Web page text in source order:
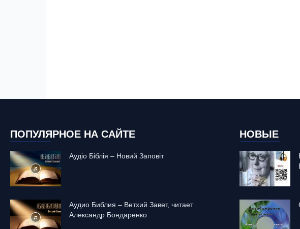
ПОПУЛЯРНОЕ НА САЙТЕ
Аудіо Біблія – Новий Заповіт
Аудио Библия – Ветхий Завет, читает
Александр Бондаренко
НОВЫЕ